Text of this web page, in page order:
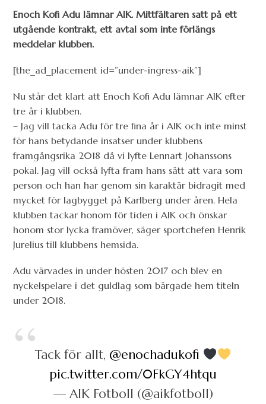
Enoch Kofi Adu lämnar AIK. Mittfältaren satt på ett
utgående kontrakt, ett avtal som inte förlängs
meddelar klubben.
[the_ad_placement id=”under-ingress-aik”]
Nu står det klart att Enoch Kofi Adu lämnar AIK efter
tre år i klubben.
– Jag vill tacka Adu för tre fina år i AIK och inte minst
för hans betydande insatser under klubbens
framgångsrika 2018 då vi lyfte Lennart Johanssons
pokal. Jag vill också lyfta fram hans sätt att vara som
person och han har genom sin karaktär bidragit med
mycket för lagbygget på Karlberg under åren. Hela
klubben tackar honom för tiden i AIK och önskar
honom stor lycka framöver, säger sportchefen Henrik
Jurelius till klubbens hemsida.
Adu värvades in under hösten 2017 och blev en
nyckelspelare i det guldlag som bärgade hem titeln
under 2018.
Tack för allt, @enochadukofi
pic.twitter.com/0FkGY4htqu
— AIK Fotboll (@aikfotboll)